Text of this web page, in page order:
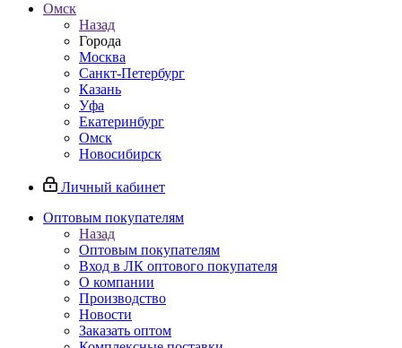
Омск
Назад
Города
Москва
Санкт-Петербург
Казань
Уфа
Екатеринбург
Омск
Новосибирск
Личный кабинет
Оптовым покупателям
Назад
Оптовым покупателям
Вход в ЛК оптового покупателя
О компании
Производство
Новости
Заказать оптом